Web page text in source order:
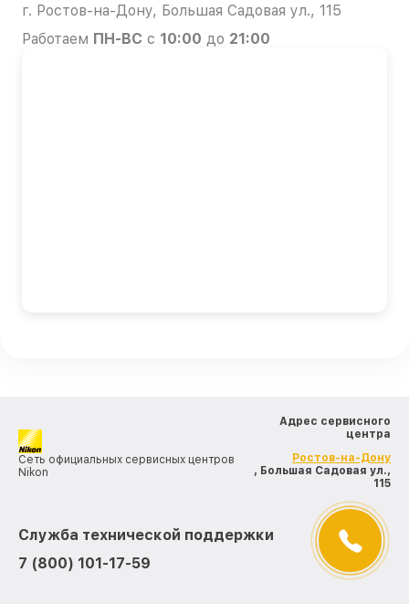
г. Ростов-на-Дону, Большая Садовая ул., 115
Работаем ПН-ВС с 10:00 до 21:00
Сеть официальных сервисных центров
Nikon
Адрес сервисного
центра
Ростов-на-Дону
, Большая Садовая ул.,
115
Служба технической поддержки
7 (800) 101-17-59